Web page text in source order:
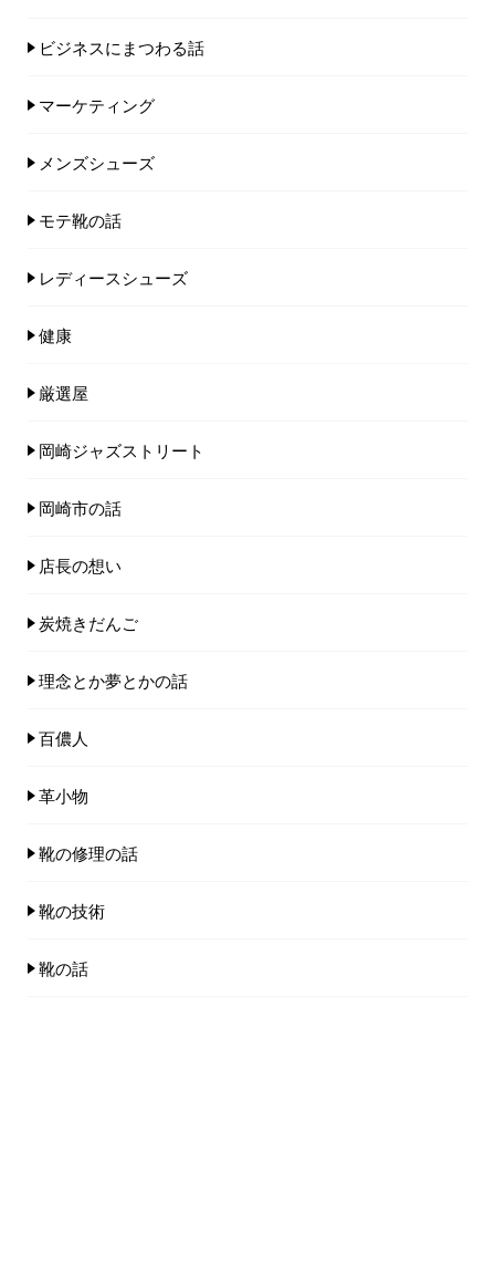
ビジネスにまつわる話
マーケティング
メンズシューズ
モテ靴の話
レディースシューズ
健康
厳選屋
岡崎ジャズストリート
岡崎市の話
店長の想い
炭焼きだんご
理念とか夢とかの話
百儂人
革小物
靴の修理の話
靴の技術
靴の話